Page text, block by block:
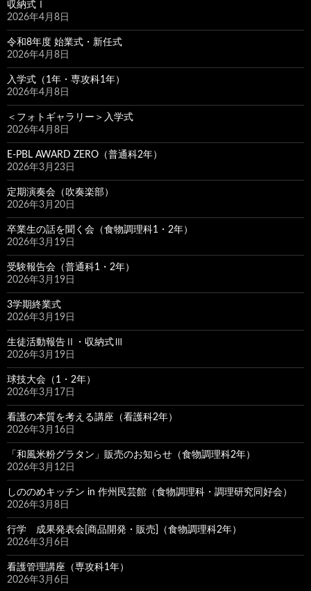
収納式Ⅰ
2026年4月8日
令和8年度 始業式・新任式
2026年4月8日
入学式（1年・専攻科1年）
2026年4月8日
＜フォトギャラリー＞入学式
2026年4月8日
E-PBL AWARD ZERO（普通科2年）
2026年3月23日
定期演奏会（吹奏楽部）
2026年3月20日
卒業生の話を聞く会（食物調理科1・2年）
2026年3月19日
受験報告会（普通科1・2年）
2026年3月19日
3学期終業式
2026年3月19日
生徒活動報告Ⅱ・収納式Ⅲ
2026年3月19日
球技大会（1・2年）
2026年3月17日
看護の本質を考える講座（看護科2年）
2026年3月16日
「和風米粉グラタン」販売のお知らせ（食物調理科2年）
2026年3月12日
しののめキッチン in 作州民芸館（食物調理科・調理研究同好会）
2026年3月8日
行学 成果発表会[商品開発・販売]（食物調理科2年）
2026年3月6日
看護管理講座（専攻科1年）
2026年3月6日